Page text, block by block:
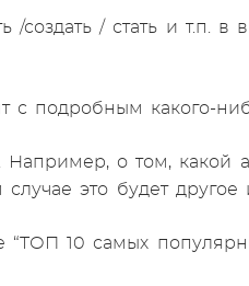
/создать / стать и т.п. в
с подробным какого-
Например, о том,
это будет другое
10 самых